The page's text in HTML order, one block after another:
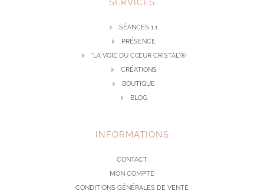
SERVICES
SÉANCES 1:1
PRÉSENCE
"LA VOIE DU CŒUR CRISTAL"®
CRÉATIONS
BOUTIQUE
BLOG
INFORMATIONS
CONTACT
MON COMPTE
CONDITIONS GÉNÉRALES DE VENTE